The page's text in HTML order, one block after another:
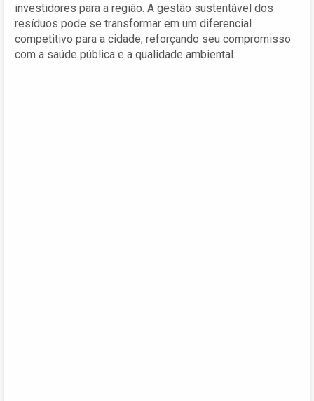
investidores para a região. A gestão sustentável dos
resíduos pode se transformar em um diferencial
competitivo para a cidade, reforçando seu compromisso
com a saúde pública e a qualidade ambiental.